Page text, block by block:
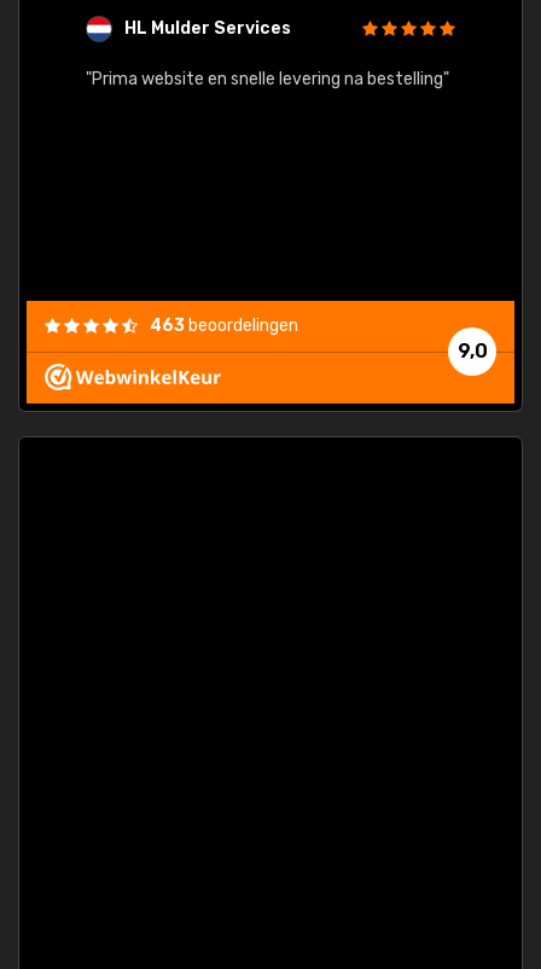
HL Mulder Services
"Prima website en snelle levering na bestelling"
9,0
463 beoordelingen